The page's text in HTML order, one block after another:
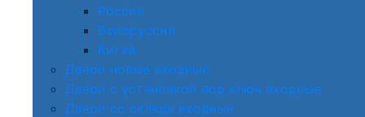
Россия
Белоруссия
Китай
Двери новые входные
Двери с установкой под ключ входные
Двери со склада входные